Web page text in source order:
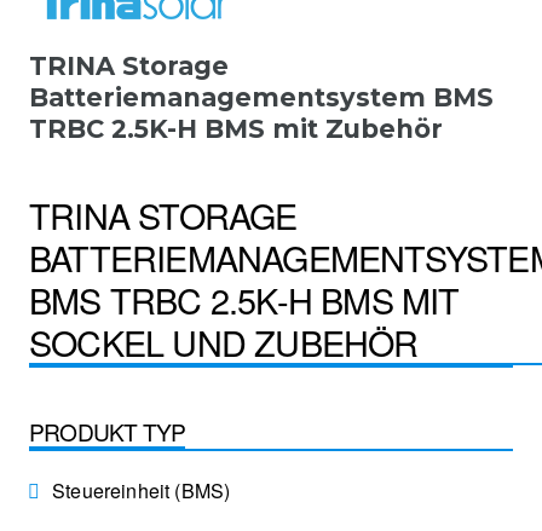
TRINA Storage
Batteriemanagementsystem BMS
TRBC 2.5K-H BMS mit Zubehör
TRINA STORAGE
BMS TRBC 2.5K-H BMS MIT
SOCKEL UND ZUBEHÖR
PRODUKT TYP
Steuereinheit (BMS)